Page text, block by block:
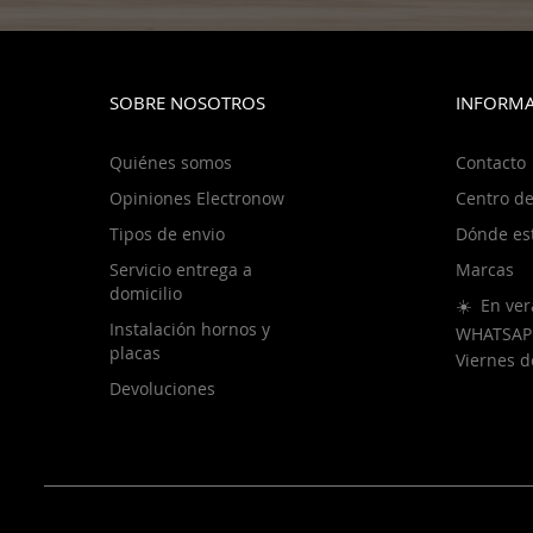
SOBRE NOSOTROS
Quiénes somos
Opiniones Electronow
Tipos de envio
Servicio entrega a
domicilio
Instalación hornos y
placas
Devoluciones
Contacto
Centro
Dónde
Marcas
☀️ En
Viernes